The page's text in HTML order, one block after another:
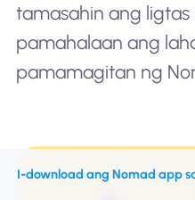
tamasahin ang ligtas
pamahalaan ang
pamamagitan ng
I-download ang Nomad app